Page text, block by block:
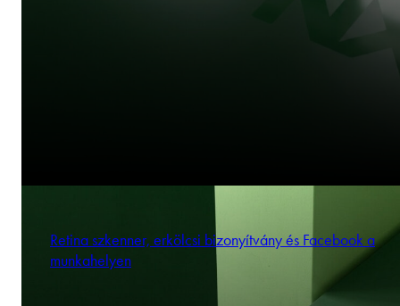
Retina szkenner, erkölcsi bizonyítvány és Facebook a
munkahelyen